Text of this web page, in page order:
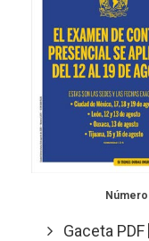
Gaceta PDF